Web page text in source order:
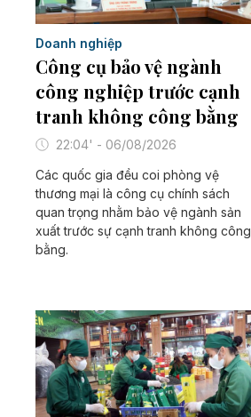
Doanh nghiệp
Công cụ bảo vệ ngành
công nghiệp trước cạnh
tranh không công bằng
22:04' - 06/08/2026
Các quốc gia đều coi phòng vệ
thương mại là công cụ chính sách
quan trọng nhằm bảo vệ ngành sản
xuất trước sự cạnh tranh không công
bằng.